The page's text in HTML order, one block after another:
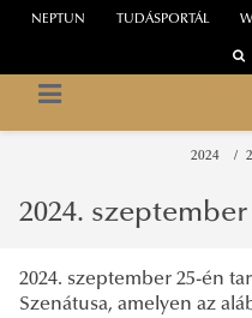
NEPTUN TUDÁSPORTÁL
2024
2024. szeptember
2024. szeptember 25-én
Szenátusa, amelyen az